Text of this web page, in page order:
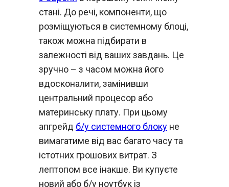
стані. До речі, компоненти, що
розміщуються в системному блоці,
також можна підбирати в
залежності від ваших завдань. Це
зручно – з часом можна його
вдосконалити, замінивши
центральний процесор або
материнську плату. При цьому
апгрейд б/у системного блоку не
вимагатиме від вас багато часу та
істотних грошових витрат. З
лептопом все інакше. Ви купуєте
новий або б/у ноутбук із